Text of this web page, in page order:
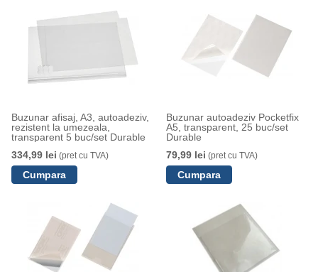
Buzunar afisaj, A3, autoadeziv,
rezistent la umezeala,
transparent 5 buc/set Durable
334,99 lei (pret cu TVA)
Buzunar autoadeziv Pocketfix
A5, transparent, 25 buc/set
Durable
79,99 lei (pret cu TVA)